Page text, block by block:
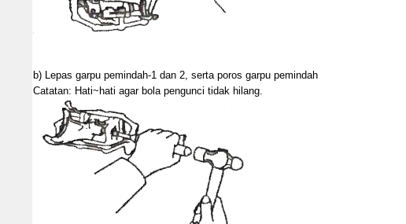
b) Lepas garpu pemindah-1 dan 2, serta poros garpu pemindah
Catatan: Hati~hati agar bola pengunci tidak hilang.